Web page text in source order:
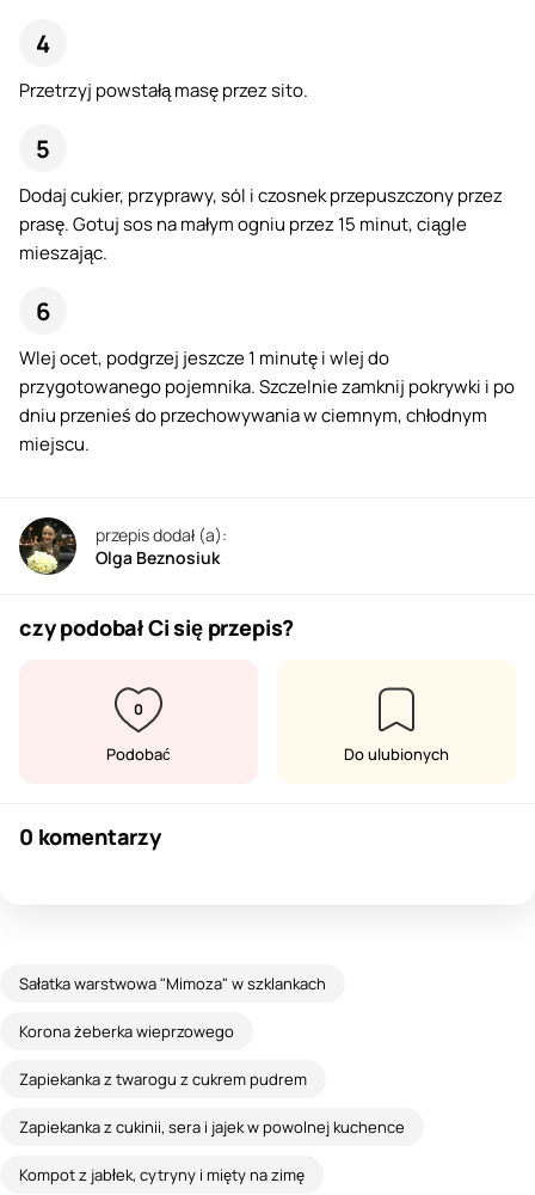
Przetrzyj powstałą masę przez sito.
Dodaj cukier, przyprawy, sól i czosnek przepuszczony przez
prasę. Gotuj sos na małym ogniu przez 15 minut, ciągle
mieszając.
Wlej ocet, podgrzej jeszcze 1 minutę i wlej do
przygotowanego pojemnika. Szczelnie zamknij pokrywki i po
dniu przenieś do przechowywania w ciemnym, chłodnym
miejscu.
przepis dodał (a):
Olga Beznosiuk
czy podobał Ci się przepis?
0
Podobać Do ulubionych
0 komentarzy
Sałatka warstwowa "Mimoza" w szklankach
Korona żeberka wieprzowego
Zapiekanka z twarogu z cukrem pudrem
Zapiekanka z cukinii, sera i jajek w powolnej kuchence
Kompot z jabłek, cytryny i mięty na zimę